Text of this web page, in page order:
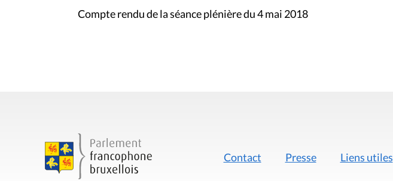
Compte rendu de la séance plénière du 4 mai 2018
Contact Presse Liens utiles